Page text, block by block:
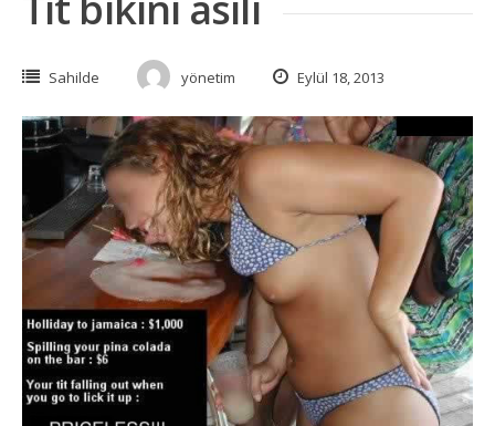
Sahilde yönetim Eylül 18, 2013